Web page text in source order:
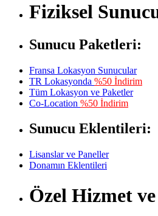
Fiziksel
Sunucu Paketleri:
Fransa Lokasyon Sunucular
TR Lokasyonda %50 İndirim
Tüm Lokasyon ve Paketler
Co-Location %50 İndirim
Sunucu Eklentileri:
Lisanslar ve Paneller
Donamın Eklentileri
Özel Hizmet